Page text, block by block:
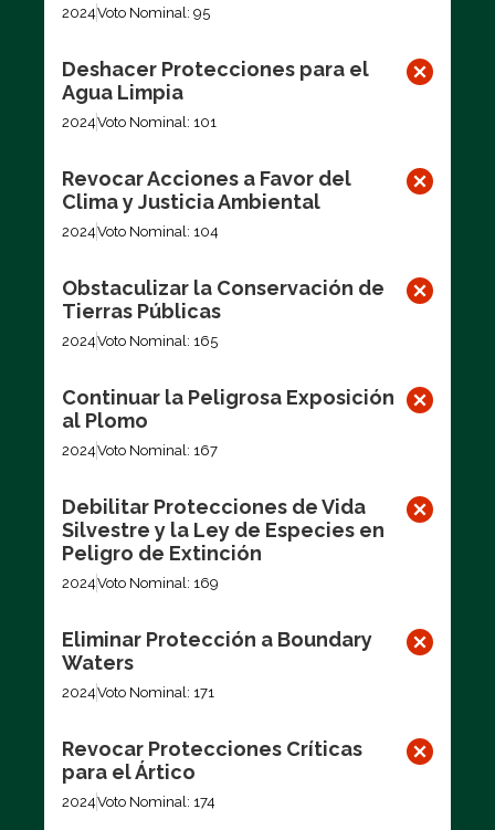
2024Voto Nominal: 95
Deshacer Protecciones para el
Agua Limpia
2024Voto Nominal: 101
Revocar Acciones a Favor del
Clima y Justicia Ambiental
2024Voto Nominal: 104
Obstaculizar la Conservación de
Tierras Públicas
2024Voto Nominal: 165
Continuar la Peligrosa Exposición
al Plomo
2024Voto Nominal: 167
Debilitar Protecciones de Vida
Silvestre y la Ley de Especies en
Peligro de Extinción
2024Voto Nominal: 169
Eliminar Protección a Boundary
Waters
2024Voto Nominal: 171
Revocar Protecciones Críticas
para el Ártico
2024Voto Nominal: 174